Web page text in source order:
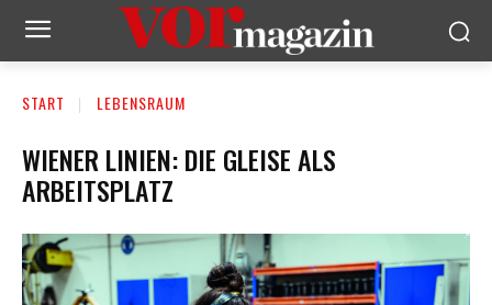
START LEBENSRAUM
WIENER LINIEN: DIE GLEISE ALS
ARBEITSPLATZ